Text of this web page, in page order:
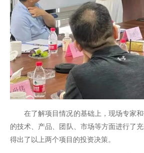
在了解项目情况的基础上，现场专家
的技术、产品、团队、市场等方面进行了
得出了以上两个项目的投资决策。